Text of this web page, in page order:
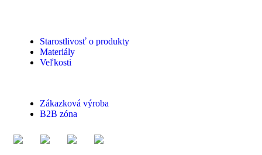
Starostlivosť o produkty
Materiály
Veľkosti
Zákazková výroba
B2B zóna